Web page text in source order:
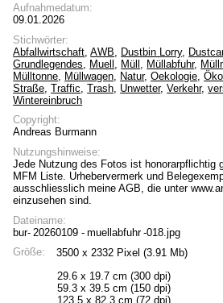
Aufnahmedatum:
09.01.2026
Stichwörter:
Abfallwirtschaft ,AWB Dustbin Lorry,
Grundlegendes
Muell Müll Müllabfuhr,
Mülltonne Müllwagen Natur,Oekologie ,
Straße ,Traffic ,Trash Unwetter,Verkehr,
Wintereinbruch
Copyright:
Andreas Burmann
Nutzungshinweise:
Jede Nutzung des Fotos ist honorarpflichtig
MFM Liste. Urhebervermerk und
ausschliesslich meine AGB, die unter
einzusehen sind.
Dateiname:
bur- 20260109 - muellabfuhr -018.jpg
Größe:
3500 x 2332 Pixel (3.91 Mb)
29.6 x 19.7 cm (300 dpi)
59.3 x 39.5 cm (150 dpi)
123.5 x 82.3 cm (72 dpi)